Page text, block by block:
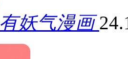
有妖气漫画